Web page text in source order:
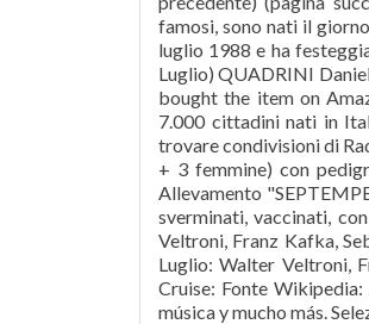
famosi, sono nati il
luglio 1988 e ha
Luglio) QUADRINI
bought the item on
7.000 cittadini nati in
trovare condivisioni di
+ 3 femmine) con
Allevamento
sverminati, vaccinati,
Veltroni, Franz Kafka,
Luglio: Walter Veltroni,
Cruise: Fonte
música y mucho más.